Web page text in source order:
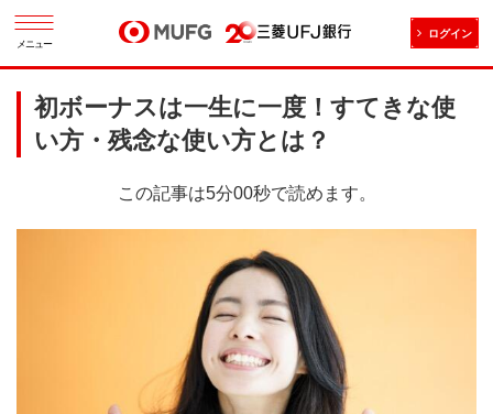
メニュー
ログイン
初ボーナスは一生に一度！すてきな使
い方・残念な使い方とは？
この記事は5分00秒で読めます。